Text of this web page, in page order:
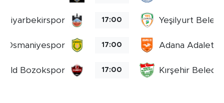
Diyarbekirspor 17:00 Yeşilyurt
Osmaniyespor 17:00 Adana
Bld Bozokspor 17:00 Kırşehir